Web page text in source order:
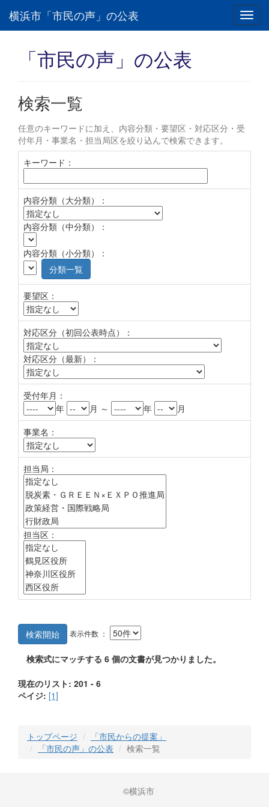
横浜市「市民の声」の公表
「市民の声」の公表
検索一覧
任意のキーワードに加え、内容分類・要望区・対応区分・受
付年月・事業名・担当局区を絞り込んで検索できます。
キーワード：
内容分類（大分類）：
内容分類（中分類）：
内容分類（小分類）：
分類一覧
要望区：
対応区分（初回公表時点）：
対応区分（最新）：
受付年月：
年
月 ～ 年
月
事業名：
担当局：
担当区：
検索開始 表示件数 ：
検索式にマッチする 6 個の文書が見つかりました。
現在のリスト: 201 - 6
ペイジ: [1]
トップページ
「市民からの提案」
「市民の声」の公表
検索一覧
©横浜市